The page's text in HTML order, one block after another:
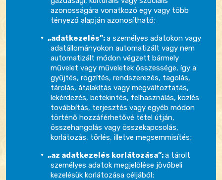
azonosságára vonatkozó egy vagy több
tényező alapján azonosítható;
„adatkezelés”:a személyes adatokon vagy
adatállományokon automatizált vagy nem
automatizált módon végzett bármely
művelet vagy műveletek összessége, így a
gyűjtés, rögzítés, rendszerezés, tagolás,
tárolás, átalakítás vagy megváltoztatás,
lekérdezés, betekintés, felhasználás, közlés
továbbítás, terjesztés vagy egyéb módon
történő hozzáférhetővé tétel útján,
összehangolás vagy összekapcsolás,
korlátozás, törlés, illetve megsemmisítés;
„az adatkezelés korlátozása”:a tárolt
személyes adatok megjelölése jövőbeli
kezelésük korlátozása céljából;